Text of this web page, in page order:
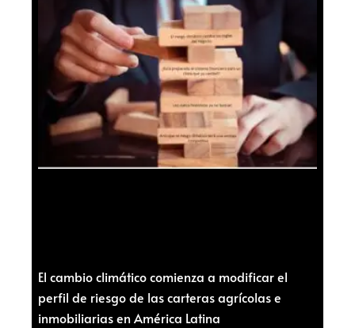
El cambio climático comienza a modificar el
perfil de riesgo de las carteras agrícolas e
inmobiliarias en América Latina